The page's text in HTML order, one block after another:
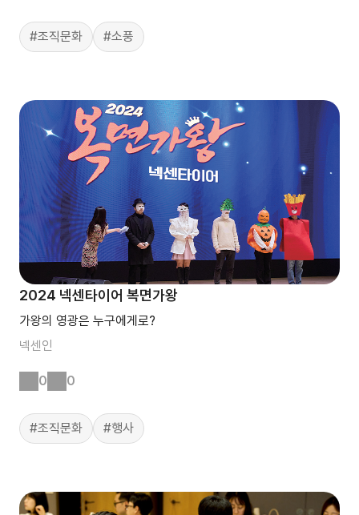
#조직문화 #소풍
2024 넥센타이어 복면가왕
가왕의 영광은 누구에게로?
넥센인
0 0
#조직문화 #행사